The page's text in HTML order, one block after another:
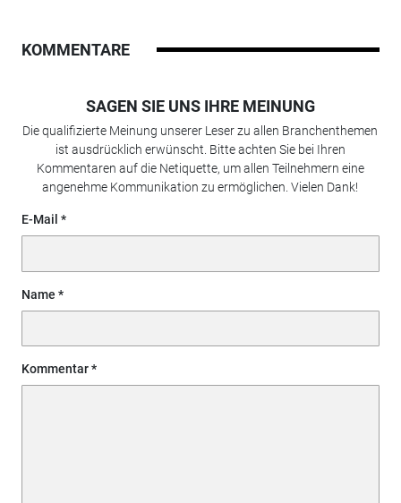
KOMMENTARE
SAGEN SIE UNS IHRE MEINUNG
Die qualifizierte Meinung unserer Leser zu allen Branchenthemen
ist ausdrücklich erwünscht. Bitte achten Sie bei Ihren
Kommentaren auf die Netiquette, um allen Teilnehmern eine
angenehme Kommunikation zu ermöglichen. Vielen Dank!
E-Mail
Name
Kommentar